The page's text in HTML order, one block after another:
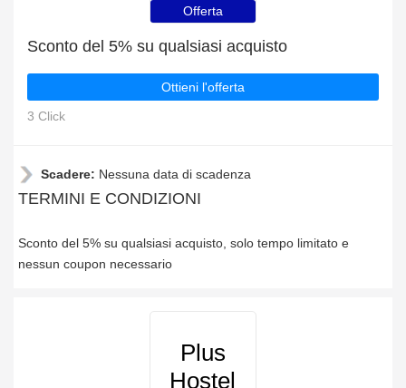
Offerta
Sconto del 5% su qualsiasi acquisto
Ottieni l'offerta
3 Click
Scadere: Nessuna data di scadenza
TERMINI E CONDIZIONI
Sconto del 5% su qualsiasi acquisto, solo tempo limitato e
nessun coupon necessario
Plus
Hostel